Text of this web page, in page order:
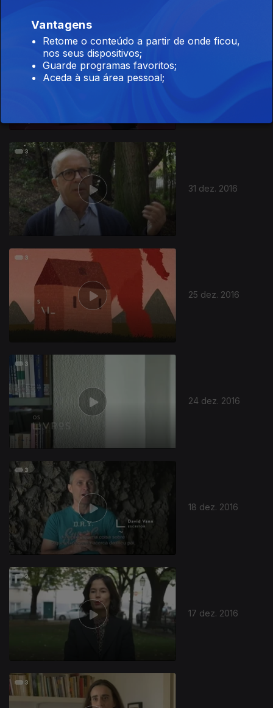
31 dez. 2016
25 dez. 2016
265702
24 dez. 2016
18 dez. 2016
17 dez. 2016
Vantagens
Retome o conteúdo a partir de onde ficou,
nos seus dispositivos;
Guarde programas favoritos;
Aceda à sua área pessoal;